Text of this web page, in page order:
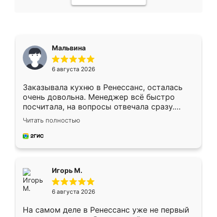
Мальвина
6 августа 2026
Заказывала кухню в Ренессанс, осталась
очень довольна. Менеджер всё быстро
посчитала, на вопросы отвечала сразу.
Замерщик приехал в субботу, подошёл к
делу со всей ответственностью. Собрали
за день, ребята работали аккуратно, даже
Читать полностью
Игорь М.
6 августа 2026
На самом деле в Ренессанс уже не первый